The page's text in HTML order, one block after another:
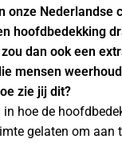
onze Nederlandse
hoofdbedekking
dan ook een
mensen
zie jij dit?
hoe de
gelaten om aan